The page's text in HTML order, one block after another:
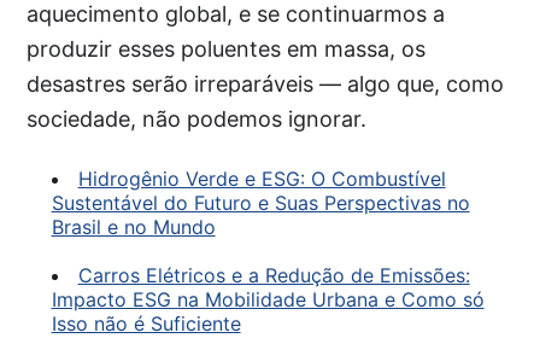
aquecimento global, e se continuarmos a
produzir esses poluentes em massa, os
desastres serão irreparáveis — algo que, como
sociedade, não podemos ignorar.
Hidrogênio Verde e ESG: O Combustível
Sustentável do Futuro e Suas Perspectivas no
Brasil e no Mundo
Carros Elétricos e a Redução de Emissões:
Impacto ESG na Mobilidade Urbana e Como só
Isso não é Suficiente